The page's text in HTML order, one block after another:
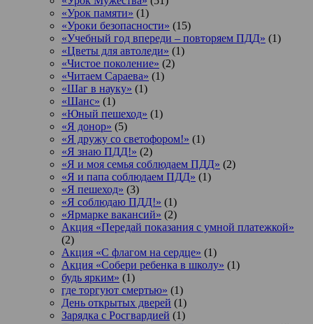
«Урок памяти» (1)
«Уроки безопасности» (15)
«Учебный год впереди – повторяем ПДД» (1)
«Цветы для автоледи» (1)
«Чистое поколение» (2)
«Читаем Сараева» (1)
«Шаг в науку» (1)
«Шанс» (1)
«Юный пешеход» (1)
«Я донор» (5)
«Я дружу со светофором!» (1)
«Я знаю ПДД!» (2)
«Я и моя семья соблюдаем ПДД» (2)
«Я и папа соблюдаем ПДД» (1)
«Я пешеход» (3)
«Я соблюдаю ПДД!» (1)
«Ярмарке вакансий» (2)
Акция «Передай показания с умной платежкой»
(2)
Акция «С флагом на сердце» (1)
Акция «Собери ребенка в школу» (1)
будь ярким» (1)
где торгуют смертью» (1)
День открытых дверей (1)
Зарядка с Росгвардией (1)